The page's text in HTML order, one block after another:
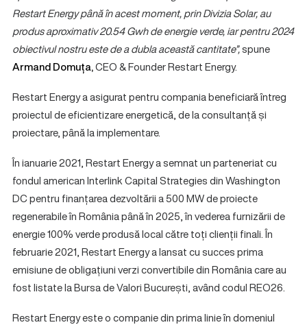
Restart Energy până în acest moment, prin Divizia Solar, au
produs aproximativ 20.54 Gwh de energie verde, iar pentru 2024
obiectivul nostru este de a dubla această cantitate”,spune
Armand Domuța,CEO & Founder Restart Energy.
Restart Energy a asigurat pentru compania beneficiară întreg
proiectul de eficientizare energetică, de la consultanță și
proiectare, până la implementare.
În ianuarie 2021, Restart Energy a semnat un parteneriat cu
fondul american Interlink Capital Strategies din Washington
DC pentru finanțarea dezvoltării a 500 MW de proiecte
regenerabile în România până în 2025, în vederea furnizării de
energie 100% verde produsă local către toți clienții finali. În
februarie 2021, Restart Energy a lansat cu succes prima
emisiune de obligațiuni verzi convertibile din România care au
fost listate la Bursa de Valori București, având codul REO26.
Restart Energy este o companie din prima linie în domeniul